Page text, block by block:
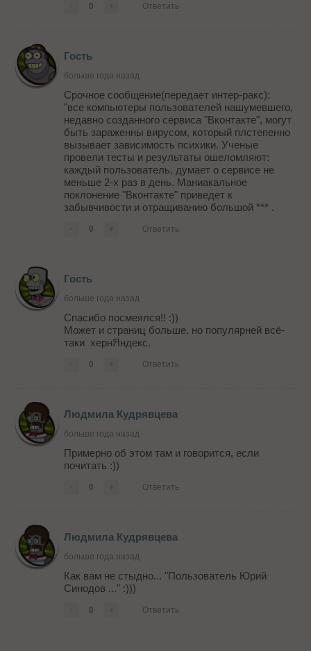
0 Ответить
Гость
больше года назад
Срочное сообщение(передает интер-ракс):
"все компьютеры пользователей нашумевшего,
недавно созданного сервиса "Вконтакте", могут
быть зараженны вирусом, который плстепенно
вызывает зависимость психики. Ученые
провели тесты и результаты ошеломляют:
каждый пользователь, думает о сервисе не
меньше 2-х раз в день. Маниакальное
поклонение "Вконтакте" приведет к
забывчивости и отращиванию большой *** .
0 Ответить
Гость
больше года назад
Спасибо посмеялся!! :))
Может и страниц больше, но популярней всё-
таки хернЯндекс.
0 Ответить
Людмила Кудрявцева
больше года назад
Примерно об этом там и говорится, если
почитать :))
0 Ответить
Людмила Кудрявцева
больше года назад
Как вам не стыдно... "Пользователь Юрий
Синодов ..." :)))
0 Ответить